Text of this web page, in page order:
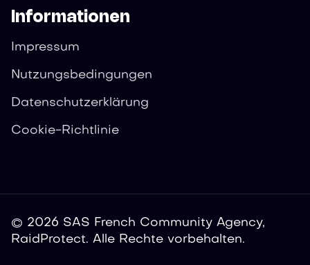
Informationen
Impressum
Nutzungsbedingungen
Datenschutzerklärung
Cookie-Richtlinie
© 2026 SAS French Community Agency,
RaidProtect. Alle Rechte vorbehalten.